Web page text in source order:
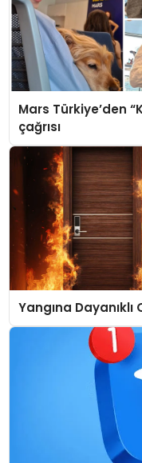
Mars Türkiye’den
çağrısı
Yangına